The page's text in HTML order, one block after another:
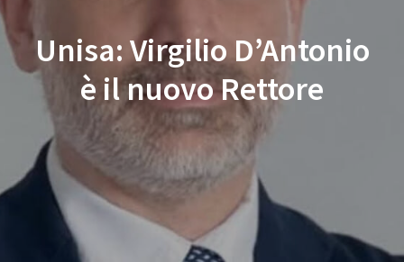
Unisa: Virgilio D’Antonio
è il nuovo Rettore